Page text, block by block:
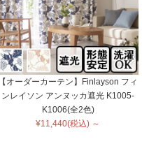
【オーダーカーテン】Finlayson フィ
ンレイソン アンヌッカ遮光 K1005-
K1006(全2色)
¥11,440(税込) ～